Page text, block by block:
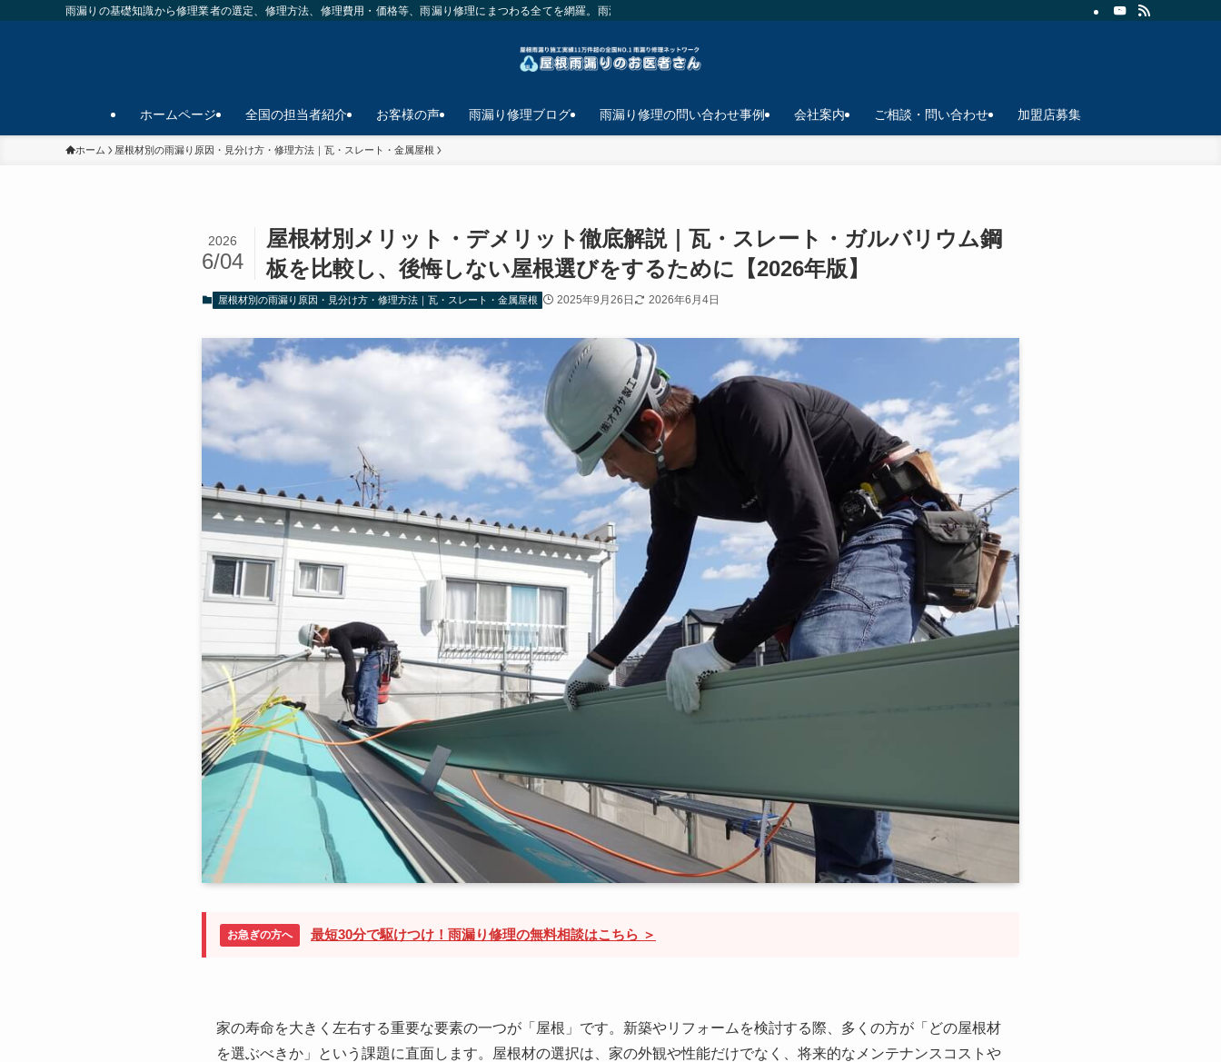
雨漏りの基礎知識から修理業者の選定、修理方法、修理費用・価格等、雨漏り修理にまつわる全てを網羅。雨漏り修理で悩んだら最初に見て欲しいサイトです。
ホームページ 全国の担当者紹介 お客様の声 雨漏り修理ブログ 雨漏り修理の問い合わせ事例 会社案内 ご相談・問い合わせ 加盟店募集
ホーム 屋根材別の雨漏り原因・見分け方・修理方法｜瓦・スレート・金属屋根
屋根材別メリット・デメリット徹底解説｜瓦・スレート・ガルバリウム鋼
板を比較し、後悔しない屋根選びをするために【2026年版】
2026
6/04
屋根材別の雨漏り原因・見分け方・修理方法｜瓦・スレート・金属屋根 2025年9月26日 2026年6月4日
お急ぎの方へ 最短30分で駆けつけ！雨漏り修理の無料相談はこちら ＞
家の寿命を大きく左右する重要な要素の一つが「屋根」です。新築やリフォームを検討する際、多くの方が「どの屋根材
を選ぶべきか」という課題に直面します。屋根材の選択は、家の外観や性能だけでなく、将来的なメンテナンスコストや